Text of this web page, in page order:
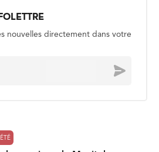
nouvelles directement dans votre
Envoyer